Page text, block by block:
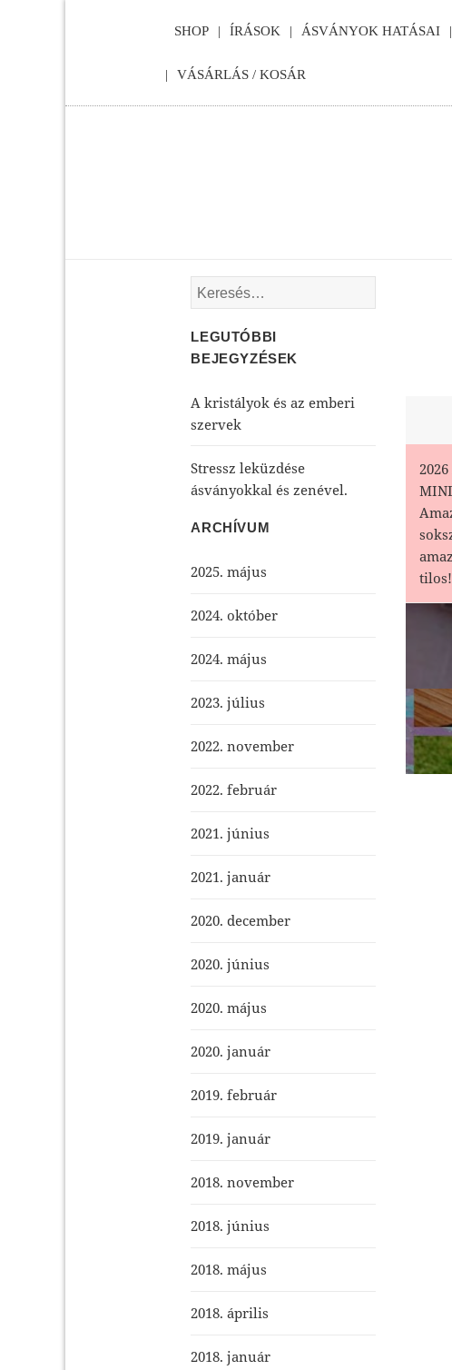
SHOP ÍRÁSOK ÁSVÁNYOK HATÁSAI
VÁSÁRLÁS / KOSÁR
2026
tilos!
Keresés:
LEGUTÓBBI
BEJEGYZÉSEK
A kristályok és az emberi
szervek
Stressz leküzdése
ásványokkal és zenével.
ARCHÍVUM
2025. május
2024. október
2024. május
2023. július
2022. november
2022. február
2021. június
2021. január
2020. december
2020. június
2020. május
2020. január
2019. február
2019. január
2018. november
2018. június
2018. május
2018. április
2018. január